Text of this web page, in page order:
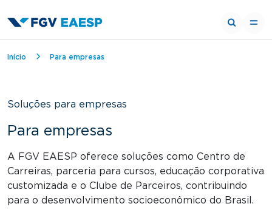
Trilha de navegação
Início Para empresas
Soluções para empresas
Para empresas
A FGV EAESP oferece soluções como Centro de
Carreiras, parceria para cursos, educação corporativa
customizada e o Clube de Parceiros, contribuindo
para o desenvolvimento socioeconômico do Brasil.